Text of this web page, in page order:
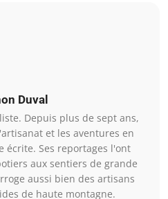
Duval
Depuis plus de sept ans,
et les aventures en
écrite. Ses reportages l'ont
aux sentiers de grande
aussi bien des artisans
de haute montagne.